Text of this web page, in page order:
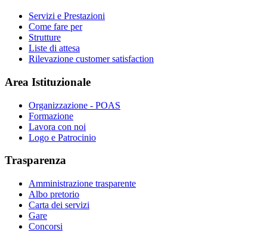
Servizi e Prestazioni
Come fare per
Strutture
Liste di attesa
Rilevazione customer satisfaction
Area Istituzionale
Organizzazione - POAS
Formazione
Lavora con noi
Logo e Patrocinio
Trasparenza
Amministrazione trasparente
Albo pretorio
Carta dei servizi
Gare
Concorsi